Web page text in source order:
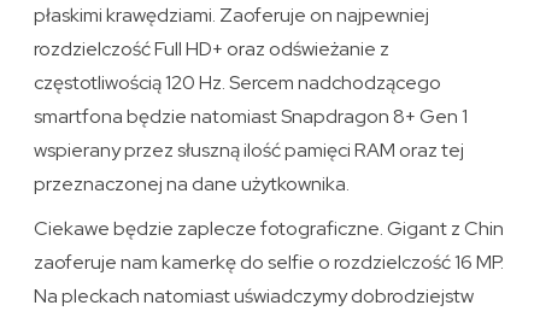
płaskimi krawędziami. Zaoferuje on najpewniej
rozdzielczość Full HD+ oraz odświeżanie z
częstotliwością 120 Hz. Sercem nadchodzącego
smartfona będzie natomiast Snapdragon 8+ Gen 1
wspierany przez słuszną ilość pamięci RAM oraz tej
przeznaczonej na dane użytkownika.
Ciekawe będzie zaplecze fotograficzne. Gigant z Chin
zaoferuje nam kamerkę do selfie o rozdzielczość 16 MP.
Na pleckach natomiast uświadczymy dobrodziejstw